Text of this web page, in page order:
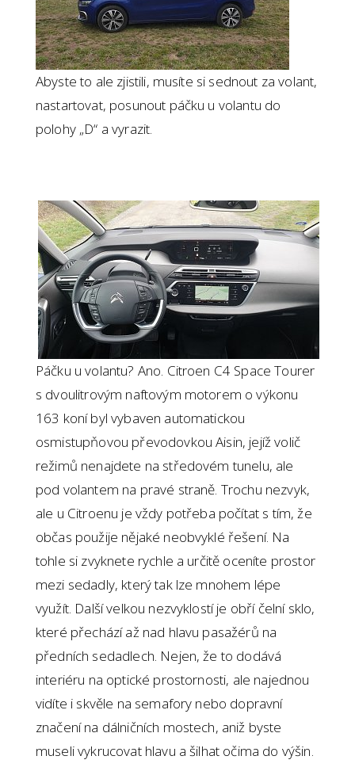
Abyste to ale zjistili, musíte si sednout za volant,
nastartovat, posunout páčku u volantu do
polohy „D“ a vyrazit.
Páčku u volantu? Ano. Citroen C4 Space Tourer
s dvoulitrovým naftovým motorem o výkonu
163 koní byl vybaven automatickou
osmistupňovou převodovkou Aisin, jejíž volič
režimů nenajdete na středovém tunelu, ale
pod volantem na pravé straně. Trochu nezvyk,
ale u Citroenu je vždy potřeba počítat s tím, že
občas použije nějaké neobvyklé řešení. Na
tohle si zvyknete rychle a určitě oceníte prostor
mezi sedadly, který tak lze mnohem lépe
využít. Další velkou nezvyklostí je obří čelní sklo,
které přechází až nad hlavu pasažérů na
předních sedadlech. Nejen, že to dodává
interiéru na optické prostornosti, ale najednou
vidíte i skvěle na semafory nebo dopravní
značení na dálničních mostech, aniž byste
museli vykrucovat hlavu a šilhat očima do výšin.